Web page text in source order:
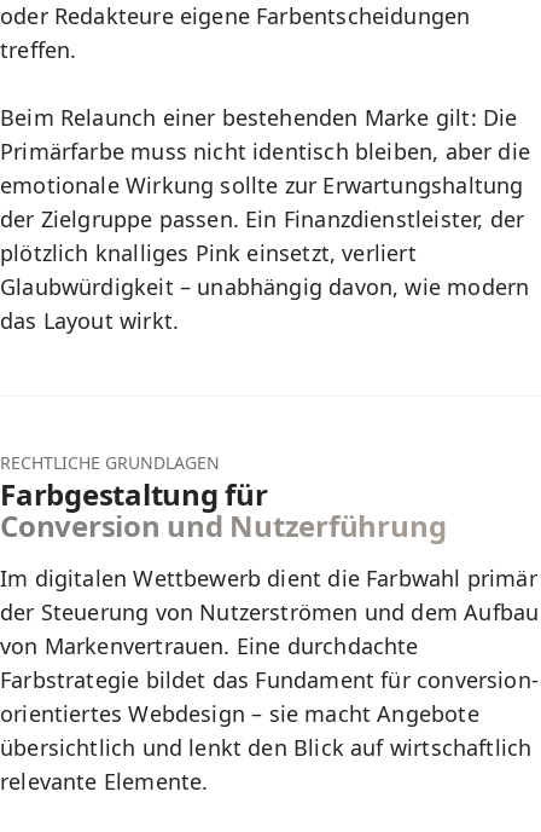
oder Redakteure eigene Farbentscheidungen
treffen.
Beim Relaunch einer bestehenden Marke gilt: Die
Primärfarbe muss nicht identisch bleiben, aber die
emotionale Wirkung sollte zur Erwartungshaltung
der Zielgruppe passen. Ein Finanzdienstleister, der
plötzlich knalliges Pink einsetzt, verliert
Glaubwürdigkeit – unabhängig davon, wie modern
das Layout wirkt.
RECHTLICHE GRUNDLAGEN
Farbgestaltung für
Conversion und Nutzerführung
Im digitalen Wettbewerb dient die Farbwahl primär
der Steuerung von Nutzerströmen und dem Aufbau
von Markenvertrauen. Eine durchdachte
Farbstrategie bildet das Fundament für conversion-
orientiertes Webdesign – sie macht Angebote
übersichtlich und lenkt den Blick auf wirtschaftlich
relevante Elemente.